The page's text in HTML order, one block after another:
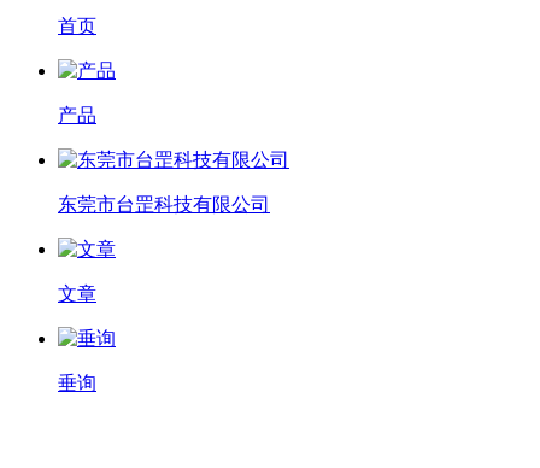
首页
产品
东莞市台罡科技有限公司
文章
垂询